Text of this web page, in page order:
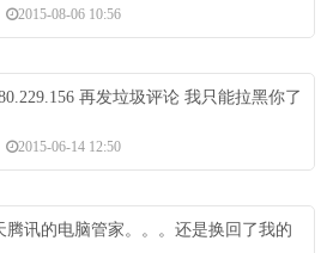
2015-08-06 10:56
再发垃圾评论 我只能拉黑你了
2015-06-14 12:50
腾讯的电脑管家。。。还是换回了我的